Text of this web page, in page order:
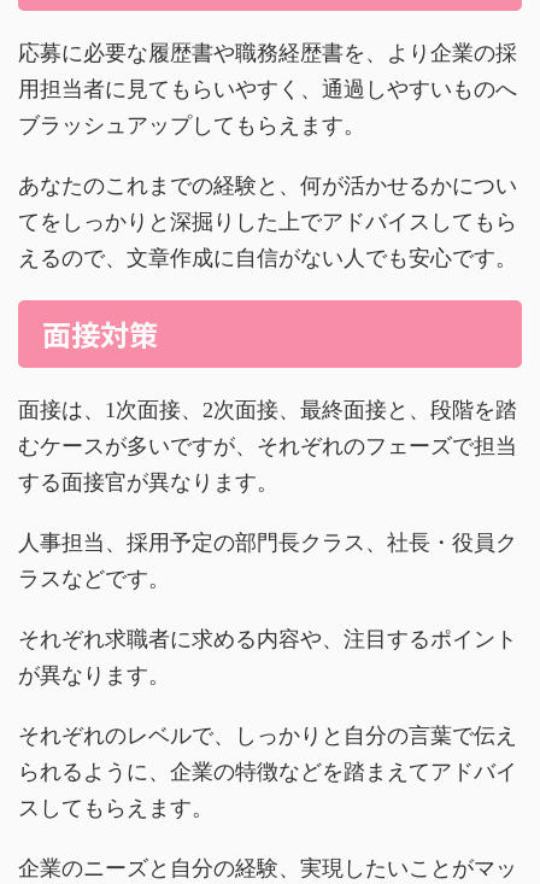
応募に必要な履歴書や職務経歴書を、より企業の採
用担当者に見てもらいやすく、通過しやすいものへ
ブラッシュアップしてもらえます。
あなたのこれまでの経験と、何が活かせるかについ
てをしっかりと深掘りした上でアドバイスしてもら
えるので、文章作成に自信がない人でも安心です。
面接対策
面接は、1次面接、2次面接、最終面接と、段階を踏
むケースが多いですが、それぞれのフェーズで担当
する面接官が異なります。
人事担当、採用予定の部門長クラス、社長・役員ク
ラスなどです。
それぞれ求職者に求める内容や、注目するポイント
が異なります。
それぞれのレベルで、しっかりと自分の言葉で伝え
られるように、企業の特徴などを踏まえてアドバイ
スしてもらえます。
企業のニーズと自分の経験、実現したいことがマッ